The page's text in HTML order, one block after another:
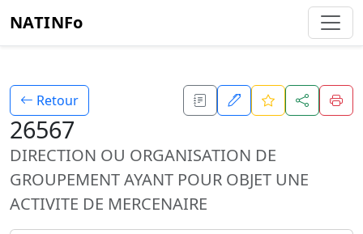
NATINFo
Retour
26567
DIRECTION OU ORGANISATION DE
GROUPEMENT AYANT POUR OBJET UNE
ACTIVITE DE MERCENAIRE